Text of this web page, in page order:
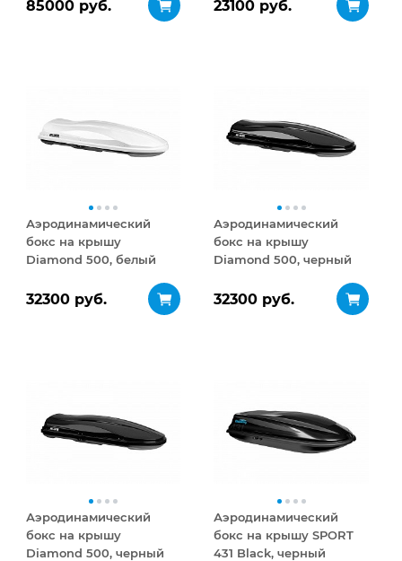
85000 руб. 23100 руб.
Аэродинамический
бокс на крышу
Diamond 500, белый
32300 руб.
Аэродинамический
бокс на крышу
Diamond 500, черный
32300 руб.
Аэродинамический
бокс на крышу
Diamond 500, черный
Аэродинамический
бокс на крышу SPORT
431 Black, черный